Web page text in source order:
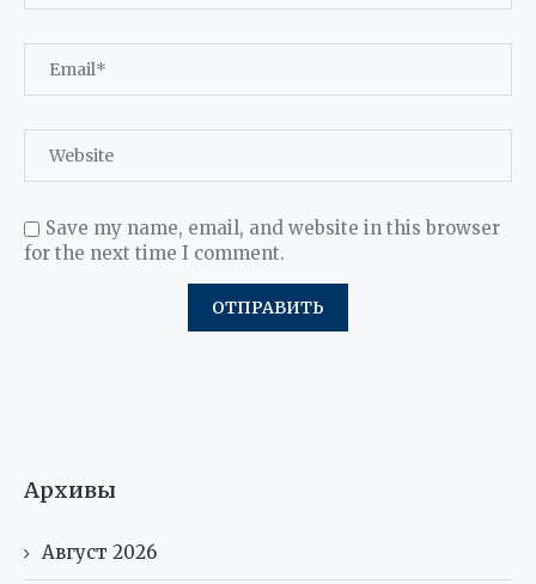
Save my name, email, and website in this browser
for the next time I comment.
Архивы
Август 2026